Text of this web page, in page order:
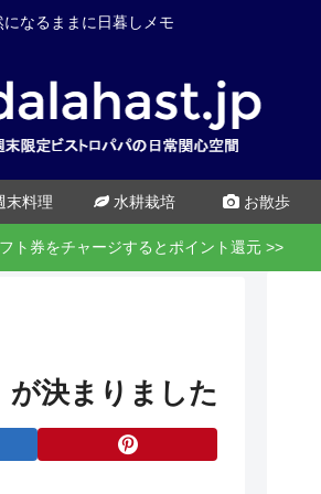
になるままに日暮しメモ
末料理 水耕栽培 お散歩
ト券をチャージするとポイント還元 >>
が決まりました